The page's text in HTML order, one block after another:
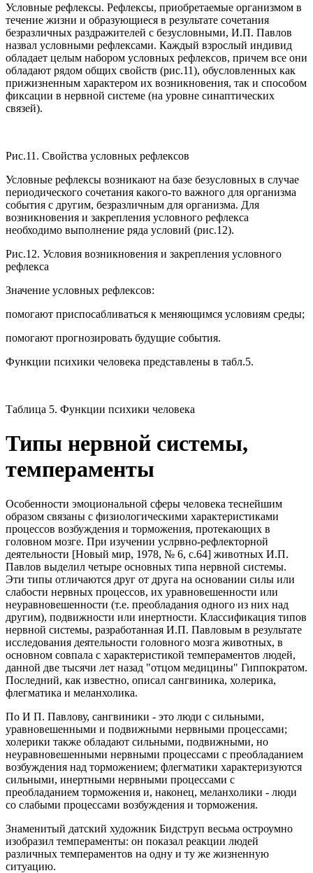
Условные рефлексы. Рефлексы, приобретаемые организмом в
течение жизни и образующиеся в результате сочетания
безразличных раздражителей с безусловными, И.П. Павлов
назвал условными рефлексами. Каждый взрослый индивид
обладает целым набором условных рефлексов, причем все они
обладают рядом общих свойств (рис.11), обусловленных как
прижизненным характером их возникновения, так и способом
фиксации в нервной системе (на уровне синаптических
связей).
Рис.11. Свойства условных рефлексов
Условные рефлексы возникают на базе безусловных в случае
периодического сочетания какого-то важного для организма
события с другим, безразличным для организма. Для
возникновения и закрепления условного рефлекса
необходимо выполнение ряда условий (рис.12).
Рис.12. Условия возникновения и закрепления условного
рефлекса
Значение условных рефлексов:
помогают приспосабливаться к меняющимся условиям среды;
помогают прогнозировать будущие события.
Функции психики человека представлены в табл.5.
Таблица 5. Функции психики человека
Типы нервной системы,
темпераменты
Особенности эмоциональной сферы человека теснейшим
образом связаны с физиологическими характеристиками
процессов возбуждения и торможения, протекающих в
головном мозге. При изучении услрвно-рефлекторной
деятельности [Новый мир, 1978, № 6, с.64] животных И.П.
Павлов выделил четыре основных типа нервной системы.
Эти типы отличаются друг от друга на основании силы или
слабости нервных процессов, их уравновешенности или
неуравновешенности (т.е. преобладания одного из них над
другим), подвижности или инертности. Классификация типов
нервной системы, разработанная И.П. Павловым в результате
исследования деятельности головного мозга животных, в
основном совпала с характеристикой темпераментов людей,
данной две тысячи лет назад "отцом медицины" Гиппократом.
Последний, как известно, описал сангвиника, холерика,
флегматика и меланхолика.
По И П. Павлову, сангвиники - это люди с сильными,
уравновешенными и подвижными нервными процессами;
холерики также обладают сильными, подвижными, но
неуравновешенными нервными процессами с преобладанием
возбуждения над торможением; флегматики характеризуются
сильными, инертными нервными процессами с
преобладанием торможения и, наконец, меланхолики - люди
со слабыми процессами возбуждения и торможения.
Знаменитый датский художник Бидструп весьма остроумно
изобразил темпераменты: он показал реакции людей
различных темпераментов на одну и ту же жизненную
ситуацию.